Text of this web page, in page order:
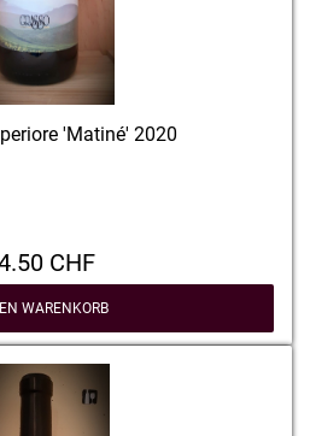
'Matiné' 2020
CHF
WARENKORB